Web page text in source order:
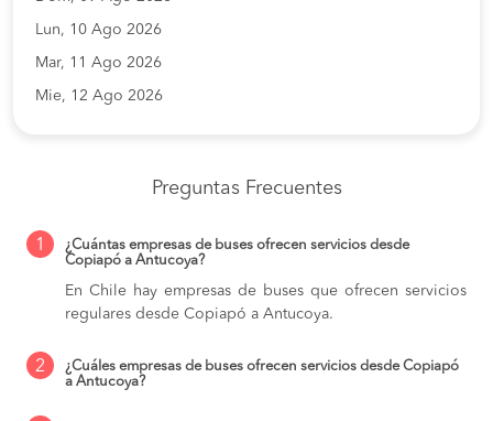
Lun, 10 Ago 2026
Mar, 11 Ago 2026
Mie, 12 Ago 2026
Preguntas Frecuentes
1
¿Cuántas empresas de buses ofrecen servicios desde
Copiapó a Antucoya?
En Chile hay empresas de buses que ofrecen servicios
regulares desde Copiapó a Antucoya.
2
¿Cuáles empresas de buses ofrecen servicios desde Copiapó
a Antucoya?